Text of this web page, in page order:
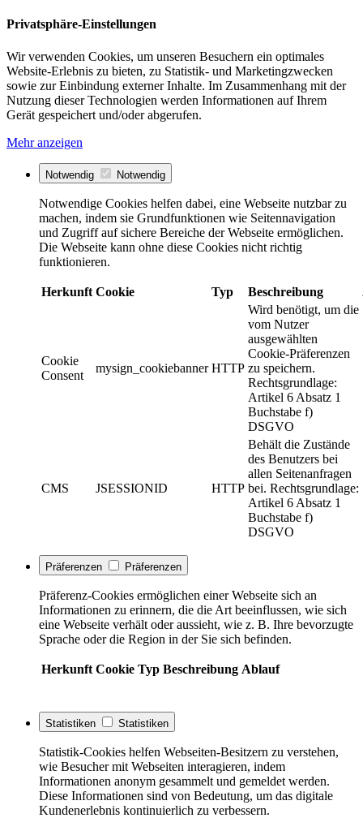
Privatsphäre-Einstellungen
Wir verwenden Cookies, um unseren Besuchern ein optimales
Website-Erlebnis zu bieten, zu Statistik- und Marketingzwecken
sowie zur Einbindung externer Inhalte. Im Zusammenhang mit der
Nutzung dieser Technologien werden Informationen auf Ihrem
Gerät gespeichert und/oder abgerufen.
Mehr anzeigen
Notwendig Notwendig
Notwendige Cookies helfen dabei, eine Webseite nutzbar zu
machen, indem sie Grundfunktionen wie Seitennavigation
und Zugriff auf sichere Bereiche der Webseite ermöglichen.
Die Webseite kann ohne diese Cookies nicht richtig
funktionieren.
Herkunft Cookie Typ Beschreibung
Cookie
Consent
mysign_cookiebanner HTTP
Wird benötigt, um die
vom Nutzer
ausgewählten
Cookie-Präferenzen
zu speichern.
Rechtsgrundlage:
Artikel 6 Absatz 1
Buchstabe f)
DSGVO
CMS JSESSIONID HTTP
Behält die Zustände
des Benutzers bei
allen Seitenanfragen
bei. Rechtsgrundlage:
Artikel 6 Absatz 1
Buchstabe f)
DSGVO
Präferenzen Präferenzen
Präferenz-Cookies ermöglichen einer Webseite sich an
Informationen zu erinnern, die die Art beeinflussen, wie sich
eine Webseite verhält oder aussieht, wie z. B. Ihre bevorzugte
Sprache oder die Region in der Sie sich befinden.
Herkunft Cookie Typ Beschreibung Ablauf
Statistiken Statistiken
Statistik-Cookies helfen Webseiten-Besitzern zu verstehen,
wie Besucher mit Webseiten interagieren, indem
Informationen anonym gesammelt und gemeldet werden.
Diese Informationen sind von Bedeutung, um das digitale
Kundenerlebnis kontinuierlich zu verbessern.